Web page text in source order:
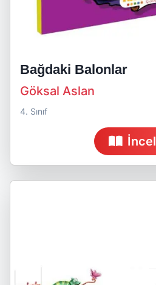
Bağdaki Balonlar
Göksal Aslan
4. Sınıf